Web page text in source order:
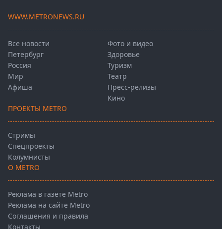
WWW.METRONEWS.RU
Все новости
Петербург
Россия
Мир
Афиша
Фото и видео
Здоровье
Туризм
Театр
Пресс-релизы
Кино
ПРОЕКТЫ METRO
Стримы
Спецпроекты
Колумнисты
О METRO
Реклама в газете Metro
Реклама на сайте Metro
Соглашения и правила
Контакты